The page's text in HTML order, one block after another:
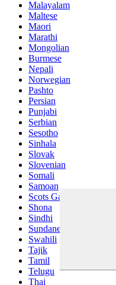
Malayalam
Maltese
Maori
Marathi
Mongolian
Burmese
Nepali
Norwegian
Pashto
Persian
Punjabi
Serbian
Sesotho
Sinhala
Slovak
Slovenian
Somali
Samoan
Scots Gaelic
Shona
Sindhi
Sundanese
Swahili
Tajik
Tamil
Telugu
Thai